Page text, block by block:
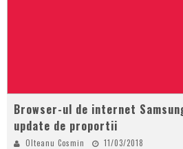
Browser-ul de internet
update de proportii
Olteanu Cosmin
11/03/2018